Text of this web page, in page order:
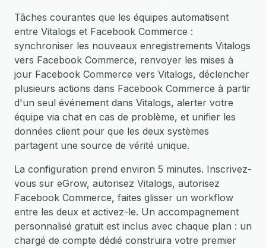
Tâches courantes que les équipes automatisent
entre Vitalogs et Facebook Commerce :
synchroniser les nouveaux enregistrements Vitalogs
vers Facebook Commerce, renvoyer les mises à
jour Facebook Commerce vers Vitalogs, déclencher
plusieurs actions dans Facebook Commerce à partir
d'un seul événement dans Vitalogs, alerter votre
équipe via chat en cas de problème, et unifier les
données client pour que les deux systèmes
partagent une source de vérité unique.
La configuration prend environ 5 minutes. Inscrivez-
vous sur eGrow, autorisez Vitalogs, autorisez
Facebook Commerce, faites glisser un workflow
entre les deux et activez-le. Un accompagnement
personnalisé gratuit est inclus avec chaque plan : un
chargé de compte dédié construira votre premier